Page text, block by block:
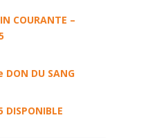
COURANTE –
DU SANG
DISPONIBLE